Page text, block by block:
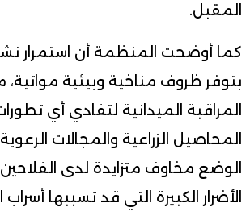
المقبل.
كما أوضحت المنظمة أن استمرار
بتوفر ظروف مناخية وبيئية مواتية،
المراقبة الميدانية لتفادي أي
المحاصيل الزراعية والمجالات
الوضع مخاوف متزايدة لدى
الأضرار الكبيرة التي قد تسببها